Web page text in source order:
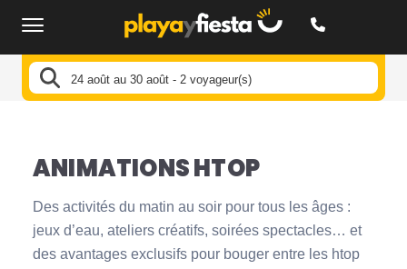
24 août au 30 août - 2 voyageur(s)
Les animations dans les
ANIMATIONS HTOP
Des activités du matin au soir pour tous les âges :
jeux d’eau, ateliers créatifs, soirées spectacles… et
des avantages exclusifs pour bouger entre les htop